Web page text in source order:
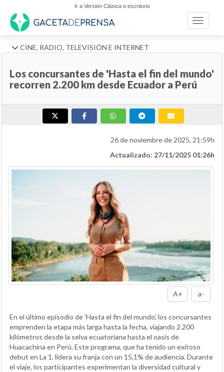
Ir a Versión Clásica o escritorio
Toggle
CINE, RADIO, TELEVISIÓN E INTERNET
Los concursantes de 'Hasta el fin del mundo'
recorren 2.200 km desde Ecuador a Perú
26 de noviembre de 2025, 21:59h
Actualizado: 27/11/2025 01:26h
A+ a-
En el último episodio de 'Hasta el fin del mundo', los concursantes
emprenden la etapa más larga hasta la fecha, viajando 2.200
kilómetros desde la selva ecuatoriana hasta el oasis de
Huacachina en Perú. Este programa, que ha tenido un exitoso
debut en La 1, lidera su franja con un 15,1% de audiencia. Durante
el viaje, los participantes experimentan la diversidad cultural y